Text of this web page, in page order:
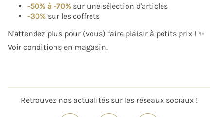
-50% à -70% sur une sélection d'articles
-30% sur les coffrets
N'attendez plus pour (vous) faire plaisir à petits prix ! ✨
Voir conditions en magasin.
Retrouvez nos actualités sur les réseaux sociaux !